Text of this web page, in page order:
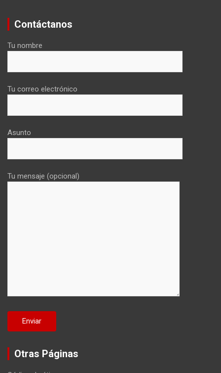
Contáctanos
Tu nombre
Tu correo electrónico
Asunto
Tu mensaje (opcional)
Otras Páginas